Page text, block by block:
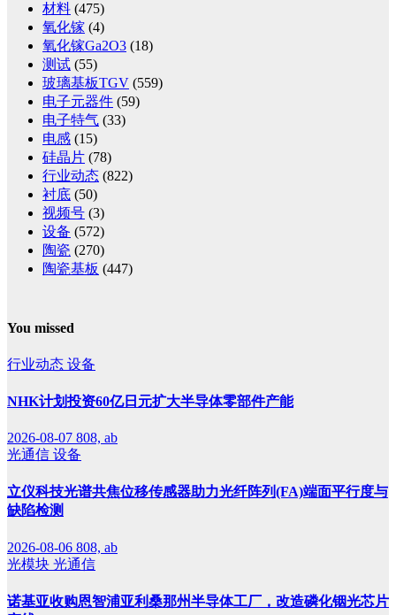
材料 (475)
氧化镓 (4)
氧化镓Ga2O3 (18)
测试 (55)
玻璃基板TGV (559)
电子元器件 (59)
电子特气 (33)
电感 (15)
硅晶片 (78)
行业动态 (822)
衬底 (50)
视频号 (3)
设备 (572)
陶瓷 (270)
陶瓷基板 (447)
You missed
行业动态 设备
NHK计划投资60亿日元扩大半导体零部件产能
2026-08-07 808, ab
光通信 设备
立仪科技光谱共焦位移传感器助力光纤阵列(FA)端面平行度与
缺陷检测
2026-08-06 808, ab
光模块 光通信
诺基亚收购恩智浦亚利桑那州半导体工厂，改造磷化铟光芯片